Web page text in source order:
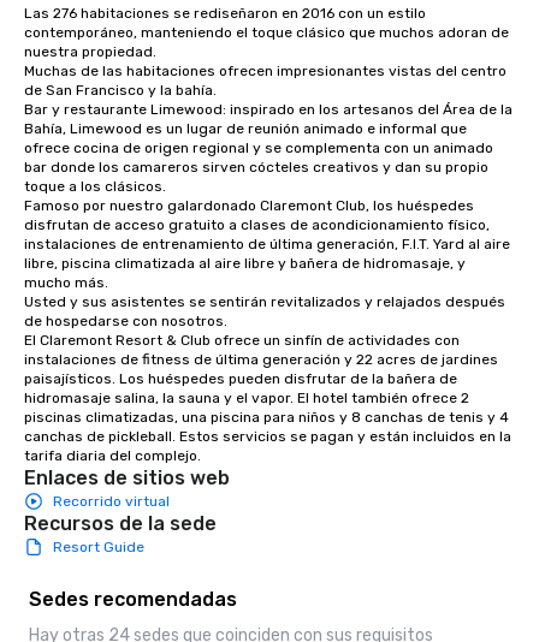
Las 276 habitaciones se rediseñaron en 2016 con un estilo
contemporáneo, manteniendo el toque clásico que muchos adoran de
nuestra propiedad.
Muchas de las habitaciones ofrecen impresionantes vistas del centro
de San Francisco y la bahía.
Bar y restaurante Limewood: inspirado en los artesanos del Área de la
Bahía, Limewood es un lugar de reunión animado e informal que
ofrece cocina de origen regional y se complementa con un animado
bar donde los camareros sirven cócteles creativos y dan su propio
toque a los clásicos.
Famoso por nuestro galardonado Claremont Club, los huéspedes
disfrutan de acceso gratuito a clases de acondicionamiento físico,
instalaciones de entrenamiento de última generación, F.I.T. Yard al aire
libre, piscina climatizada al aire libre y bañera de hidromasaje, y
mucho más.
Usted y sus asistentes se sentirán revitalizados y relajados después
de hospedarse con nosotros.
El Claremont Resort & Club ofrece un sinfín de actividades con
instalaciones de fitness de última generación y 22 acres de jardines
paisajísticos. Los huéspedes pueden disfrutar de la bañera de
hidromasaje salina, la sauna y el vapor. El hotel también ofrece 2
piscinas climatizadas, una piscina para niños y 8 canchas de tenis y 4
canchas de pickleball. Estos servicios se pagan y están incluidos en la
tarifa diaria del complejo.
Enlaces de sitios web
Recorrido virtual
Recursos de la sede
Resort Guide
Sedes recomendadas
Hay otras 24 sedes que coinciden con sus requisitos